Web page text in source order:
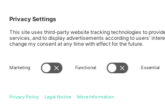
Mexico
Av Chapultepec 360, Roma
Norte, Cuauhtémoc, 06700
Ciudad de México, CDMX,
Mexico
პლატფორმის პროვაიდერის